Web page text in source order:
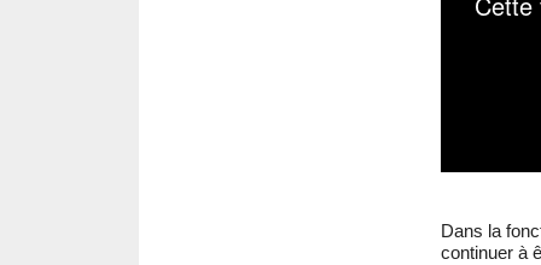
Dans la
continuer à